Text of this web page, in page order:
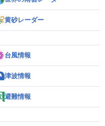
黄砂レーダー
台風情報
津波情報
避難情報